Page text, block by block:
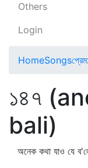
Others
Login
HomeSongsপ্রেম
১৪৭
bali)
অনেক কথা যাও যে